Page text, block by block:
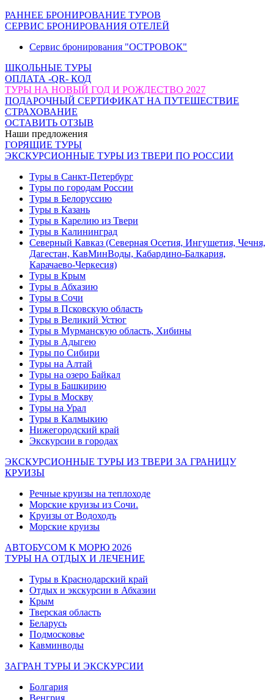
РАННЕЕ БРОНИРОВАНИЕ ТУРОВ
СЕРВИС БРОНИРОВАНИЯ ОТЕЛЕЙ
Сервис бронирования "ОСТРОВОК"
ШКОЛЬНЫЕ ТУРЫ
ОПЛАТА -QR- КОД
ТУРЫ НА НОВЫЙ ГОД И РОЖДЕСТВО 2027
ПОДАРОЧНЫЙ СЕРТИФИКАТ НА ПУТЕШЕСТВИЕ
СТРАХОВАНИЕ
ОСТАВИТЬ ОТЗЫВ
Наши предложения
ГОРЯЩИЕ ТУРЫ
ЭКСКУРСИОННЫЕ ТУРЫ ИЗ ТВЕРИ ПО РОССИИ
Туры в Санкт-Петербург
Туры по городам России
Туры в Белоруссию
Туры в Казань
Туры в Карелию из Твери
Туры в Калининград
Северный Кавказ (Северная Осетия, Ингушетия, Чечня,
Дагестан, КавМинВоды, Кабардино-Балкария,
Карачаево-Черкесия)
Туры в Крым
Туры в Абхазию
Туры в Сочи
Туры в Псковскую область
Туры в Великий Устюг
Туры в Мурманскую область, Хибины
Туры в Адыгею
Туры по Сибири
Туры на Алтай
Туры на озеро Байкал
Туры в Башкирию
Туры в Москву
Туры на Урал
Туры в Калмыкию
Нижегородский край
Экскурсии в городах
ЭКСКУРСИОННЫЕ ТУРЫ ИЗ ТВЕРИ ЗА ГРАНИЦУ
КРУИЗЫ
Речные круизы на теплоходе
Морские круизы из Сочи.
Круизы от Водоходъ
Морские круизы
АВТОБУСОМ К МОРЮ 2026
ТУРЫ НА ОТДЫХ И ЛЕЧЕНИЕ
Туры в Краснодарский край
Отдых и экскурсии в Абхазии
Крым
Тверская область
Беларусь
Подмосковье
Кавминводы
ЗАГРАН ТУРЫ И ЭКСКУРСИИ
Болгария
Венгрия